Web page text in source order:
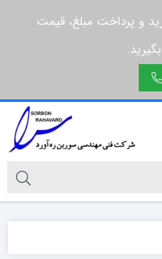
و پرداخت مبلغ، قیمت